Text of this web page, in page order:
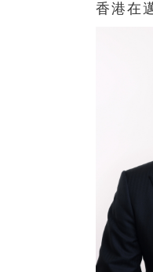
香港在